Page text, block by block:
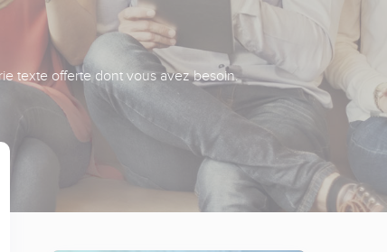
texte offerte dont vous avez besoin.